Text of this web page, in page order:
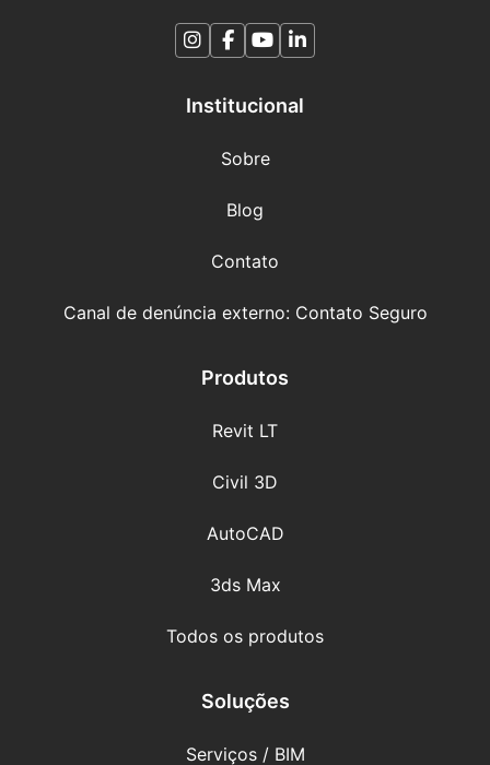
Institucional
Sobre
Blog
Contato
Canal de denúncia externo: Contato Seguro
Produtos
Revit LT
Civil 3D
AutoCAD
3ds Max
Todos os produtos
Soluções
Serviços / BIM